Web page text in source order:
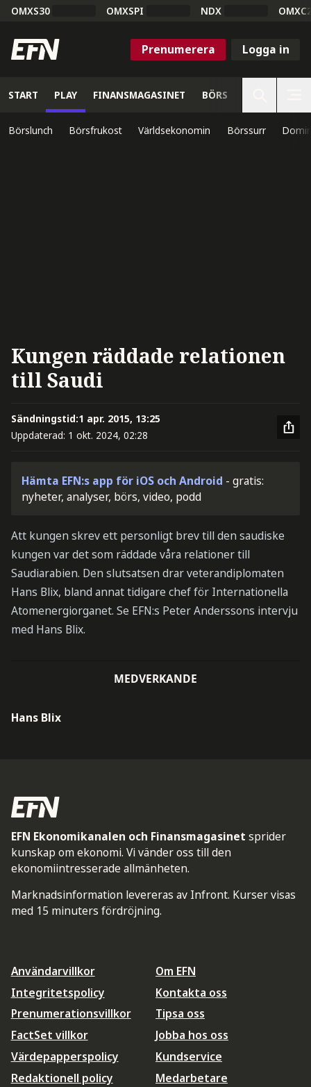
OMXS30 OMXSPI NDX
Prenumerera Logga in
START PLAY FINANSMAGASINET BÖRS
Börslunch Börsfrukost Världsekonomin Börssurr
Kungen räddade relationen
till Saudi
Sändningstid:1 apr. 2015, 13:25
Uppdaterad: 1 okt. 2024, 02:28
Hämta EFN:s app för iOS och Android - gratis:
nyheter, analyser, börs, video, podd
Att kungen skrev ett personligt brev till den saudiske
kungen var det som räddade våra relationer till
Saudiarabien. Den slutsatsen drar veterandiplomaten
Hans Blix, bland annat tidigare chef för Internationella
Atomenergiorganet. Se EFN:s Peter Anderssons intervju
med Hans Blix.
MEDVERKANDE
Hans Blix
EFN Ekonomikanalen och Finansmagasinet sprider
kunskap om ekonomi. Vi vänder oss till den
ekonomiintresserade allmänheten.
Marknadsinformation levereras av Infront. Kurser visas
med 15 minuters fördröjning.
Användarvillkor
Integritetspolicy
Prenumerationsvillkor
FactSet villkor
Värdepapperspolicy
Redaktionell policy
Om EFN
Kontakta oss
Tipsa oss
Jobba hos oss
Kundservice
Medarbetare